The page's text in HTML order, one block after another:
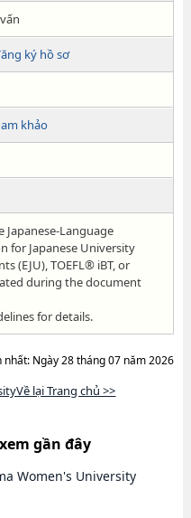
ký hồ sơ
khảo
Japanese-Language
for Japanese University
(EJU), TOEFL® iBT, or
during the document
for details.
Ngày 28 tháng 07 năm 2026
lại Trang chủ >>
gần đây
Women's University